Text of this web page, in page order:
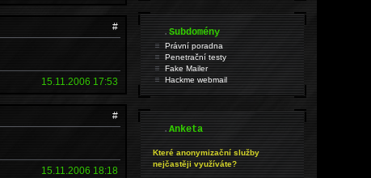
#
15.11.2006 17:53
#
15.11.2006 18:18
.Subdomény
Právní poradna
Penetrační testy
Fake Mailer
Hackme webmail
.Anketa
Které anonymizační služby
nejčastěji využíváte?